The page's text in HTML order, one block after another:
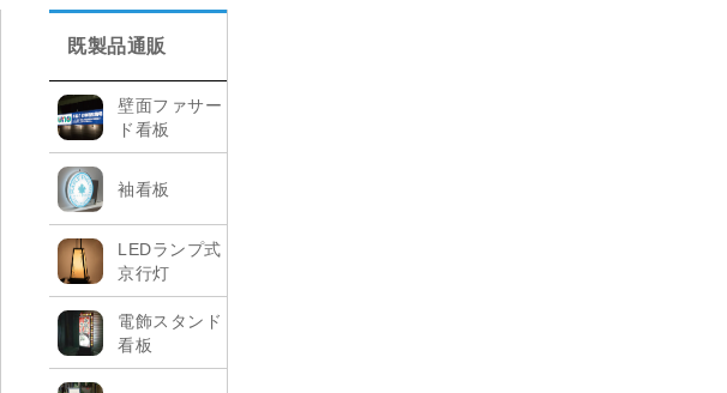
既製品通販
壁面ファサー
ド看板
袖看板
LEDランプ式
京行灯
電飾スタンド
看板